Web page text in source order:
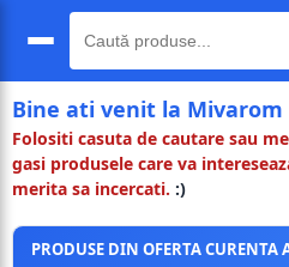
Bine ati venit la Mivarom
Folositi casuta de cautare sau
gasi produsele care va
merita sa incercati. :)
PRODUSE DIN OFERTA